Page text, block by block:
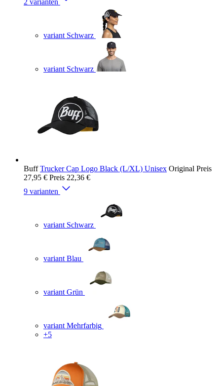
2 varianten
variant Schwarz
variant Schwarz
Buff Trucker Cap Logo Black (L/XL) Unisex Original Preis
27,95 € Preis 22,36 €
9 varianten
variant Schwarz
variant Blau
variant Grün
variant Mehrfarbig
+5